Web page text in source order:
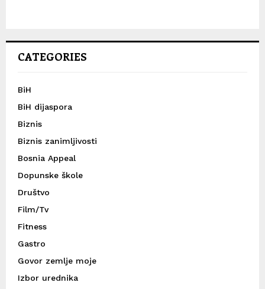
CATEGORIES
BiH
BiH dijaspora
Biznis
Biznis zanimljivosti
Bosnia Appeal
Dopunske škole
Društvo
Film/Tv
Fitness
Gastro
Govor zemlje moje
Izbor urednika